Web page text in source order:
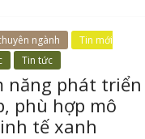
ngành
Tin mới
Tin tức
năng phát triển
phù hợp mô
tế xanh